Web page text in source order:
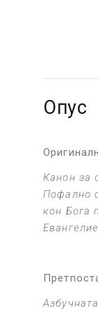
Опус
Канон за
Пофално
кон Бога
Евангелие.